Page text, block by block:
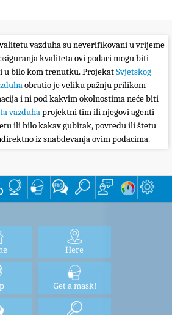
vazduha su neverifikovani u vrijeme
kvaliteta ovi podaci mogu biti
u bilo kom trenutku. ProjekatSvjetskog
obratio je veliku pažnju prilikom
i ni pod kakvim okolnostima neće biti
vazduhaprojektni tim ili njegovi agenti
ili bilo kakav gubitak, povredu ili štetu
iz snabdevanja ovim podacima.
Here
Get a mask!